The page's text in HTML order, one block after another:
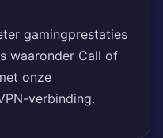
gamingprestaties
waaronder Call of
onze
verbinding.